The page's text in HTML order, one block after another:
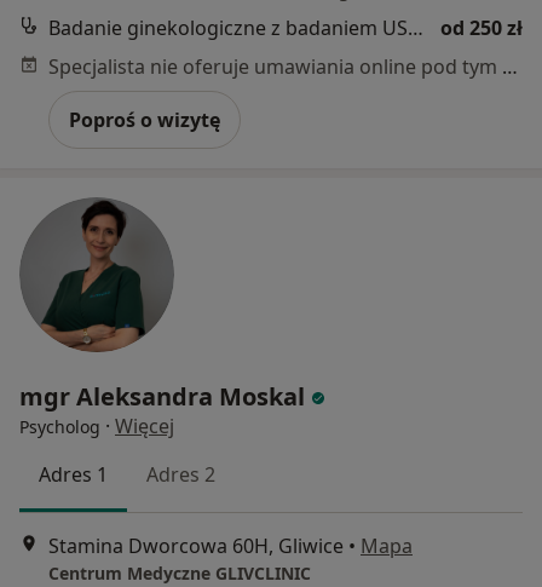
Badanie ginekologiczne z badaniem USG ginekologicznym + USG piersi + cytologia
od 250 zł
Specjalista nie oferuje umawiania online pod tym adresem.
Poproś o wizytę
mgr Aleksandra Moskal
Psycholog · Więcej
Adres 1
Adres 2
Stamina Dworcowa 60H, Gliwice • Mapa
Centrum Medyczne GLIVCLINIC